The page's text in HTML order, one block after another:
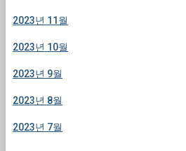
2023년 11월
2023년 10월
2023년 9월
2023년 8월
2023년 7월